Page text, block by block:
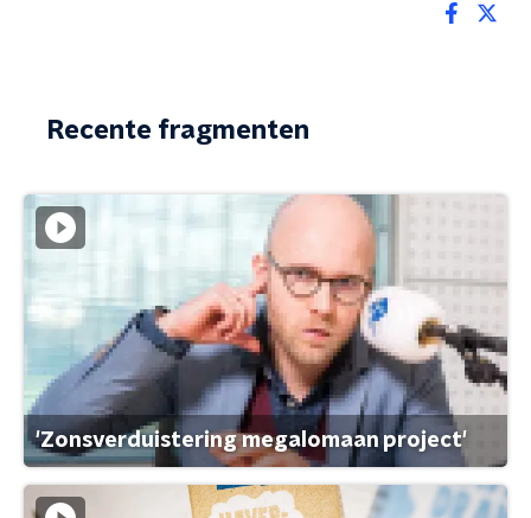
Recente fragmenten
'Zonsverduistering megalomaan project'